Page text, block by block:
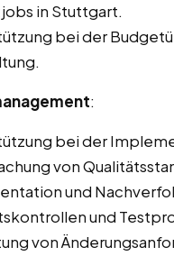
in Stuttgart.
bei der
:
bei der
von
und
und
von